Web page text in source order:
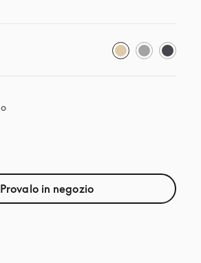
Provalo in negozio
apre in una nuova finestra